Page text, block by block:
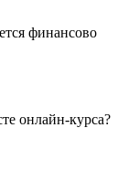
финансово
онлайн-курса?